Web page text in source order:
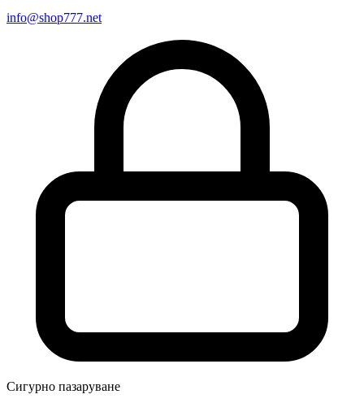
info@shop777.net
Сигурно пазаруване